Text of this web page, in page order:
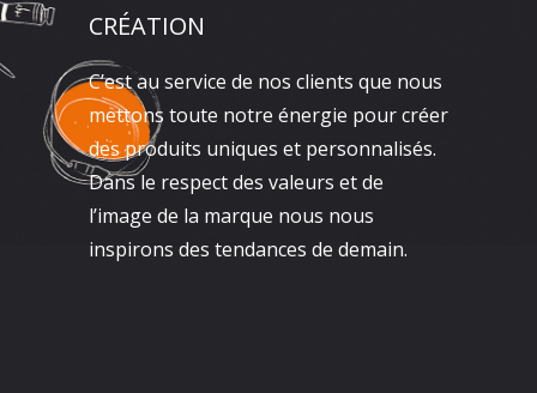
CRÉATION
C’est au service de nos clients que nous
mettons toute notre énergie pour créer
des produits uniques et personnalisés.
Dans le respect des valeurs et de
l’image de la marque nous nous
inspirons des tendances de demain.